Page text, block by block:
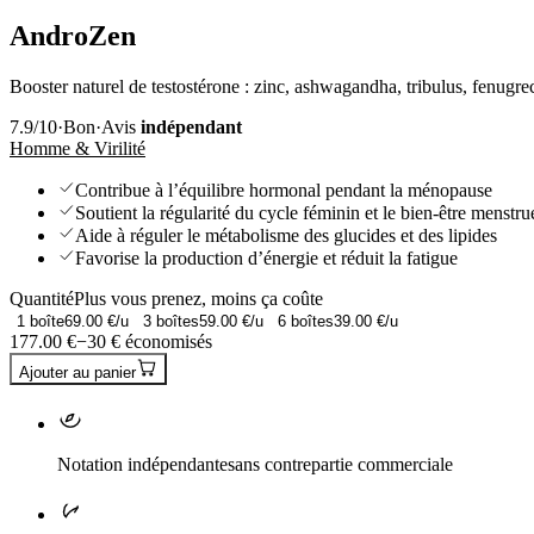
AndroZen
Booster naturel de testostérone : zinc, ashwagandha, tribulus,
7.9/10·Bon·Avis indépendant
Homme & Virilité
Contribue à l’équilibre hormonal pendant la ménopause
Soutient la régularité du cycle féminin et le bien-être
Aide à réguler le métabolisme des glucides et des lipides
Favorise la production d’énergie et réduit la fatigue
QuantitéPlus vous prenez, moins ça coûte
1 boîte69.00 €/u 3 boîtes59.00 €/u 6 boîtes39.00 €/u
177.00 €−30 € économisés
Ajouter au panier
Notation indépendantesans contrepartie commerciale